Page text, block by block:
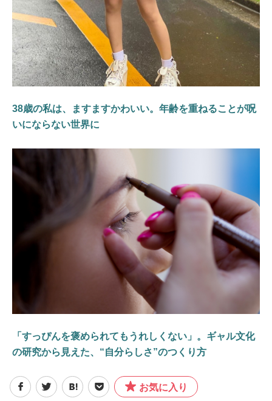
38歳の私は、ますますかわいい。年齢を重ねることが呪
いにならない世界に
「すっぴんを褒められてもうれしくない」。ギャル文化
の研究から見えた、“自分らしさ”のつくり方
お気に入り